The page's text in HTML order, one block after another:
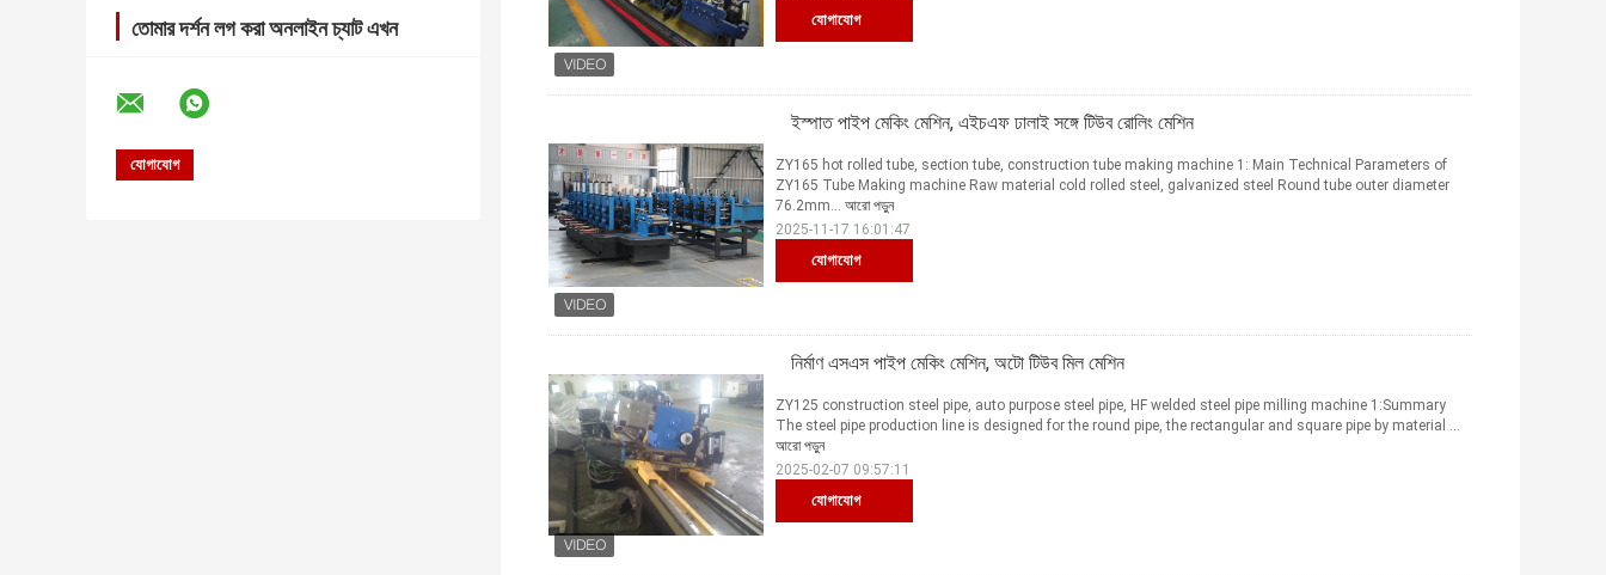
তোমার দর্শন লগ করা অনলাইন চ্যাট এখন যোগাযোগ
ইস্পাত পাইপ মেকিং মেশিন, এইচএফ ঢালাই সঙ্গে টিউব রোলিং মেশিন
যোগাযোগ
ZY165 hot rolled tube, section tube, construction tube making machine 1: Main Technical Parameters of
ZY165 Tube Making machine Raw material cold rolled steel, galvanized steel Round tube outer diameter
76.2mm... আরো পড়ুন
2025-11-17 16:01:47
নির্মাণ এসএস পাইপ মেকিং মেশিন, অটো টিউব মিল মেশিন
যোগাযোগ
ZY125 construction steel pipe, auto purpose steel pipe, HF welded steel pipe milling machine 1:Summary
The steel pipe production line is designed for the round pipe, the rectangular and square pipe by material ...
আরো পড়ুন
2025-02-07 09:57:11